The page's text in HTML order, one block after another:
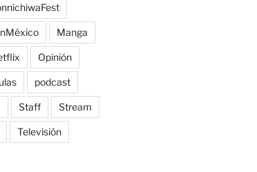
Manga
Opinión
podcast
Staff Stream
Televisión